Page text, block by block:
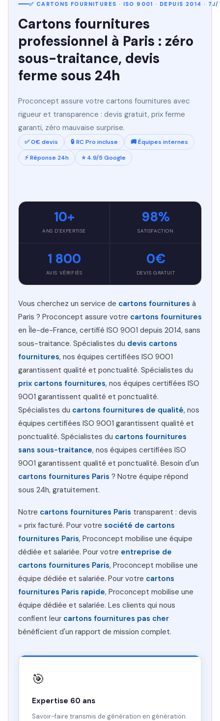
✅ CARTONS FOURNITURES · ISO 9001 · DEPUIS 2014 ·
Cartons fournitures
professionnel à Paris : zéro
sous-traitance, devis
ferme sous 24h
Proconcept assure votre cartons fournitures avec
rigueur et transparence : devis gratuit, prix ferme
garanti, zéro mauvaise surprise.
✅ 0€ devis 🔒 RC Pro incluse
🚚 Équipes internes
⚡ Réponse 24h
⭐ 4.9/5 Google
10+
ANS D'EXPERTISE
98%
SATISFACTION
1 800
AVIS VÉRIFIÉS
0€
DEVIS GRATUIT
Vous cherchez un service de cartons fournitures à
Paris ? Proconcept assure votre cartons fournitures
en Île-de-France, certifié ISO 9001 depuis 2014, sans
sous-traitance. Spécialistes du devis cartons
fournitures, nos équipes certifiées ISO 9001
garantissent qualité et ponctualité. Spécialistes du
prix cartons fournitures, nos équipes certifiées ISO
9001 garantissent qualité et ponctualité.
Spécialistes du cartons fournitures de qualité, nos
équipes certifiées ISO 9001 garantissent qualité et
ponctualité. Spécialistes du cartons fournitures
sans sous-traitance, nos équipes certifiées ISO
9001 garantissent qualité et ponctualité. Besoin d'un
cartons fournitures Paris ? Notre équipe répond
sous 24h, gratuitement.
Notre cartons fournitures Paris transparent : devis
= prix facturé. Pour votre société de cartons
fournitures Paris, Proconcept mobilise une équipe
dédiée et salariée. Pour votre entreprise de
cartons fournitures Paris, Proconcept mobilise une
équipe dédiée et salariée. Pour votre cartons
fournitures Paris rapide, Proconcept mobilise une
équipe dédiée et salariée. Les clients qui nous
confient leur cartons fournitures pas cher
bénéficient d'un rapport de mission complet.
🎯
Expertise 60 ans
Savoir-faire transmis de génération en génération.